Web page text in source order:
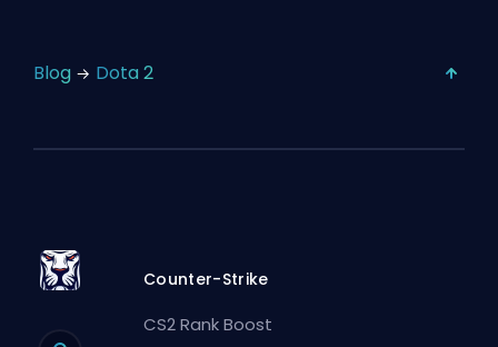
Blog Dota 2
Counter-Strike
CS2 Rank Boost